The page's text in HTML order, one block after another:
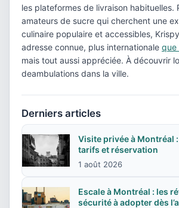
les plateformes de livraison habituelles.
amateurs de sucre qui cherchent une
culinaire populaire et accessibles,
adresse connue, plus internationale que
mais tout aussi appréciée. À découvrir
deambulations dans la ville.
Derniers articles
Visite privée à Montréal
tarifs et réservation
1 août 2026
Escale à Montréal : les
sécurité à adopter dès